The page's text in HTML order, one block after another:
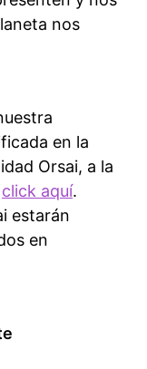
nos
en la
Orsai, a la
click aquí.
estarán
en